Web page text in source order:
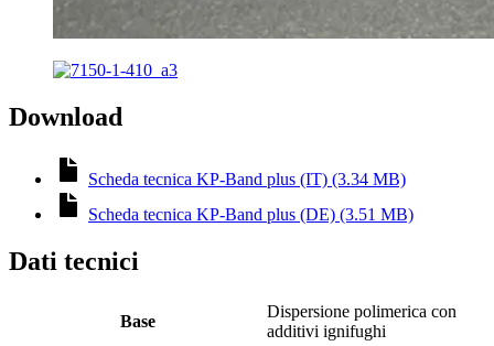
Download
Scheda tecnica KP-Band plus (IT) (3.34 MB)
Scheda tecnica KP-Band plus (DE) (3.51 MB)
Dati tecnici
Base
Dispersione polimerica con
additivi ignifughi